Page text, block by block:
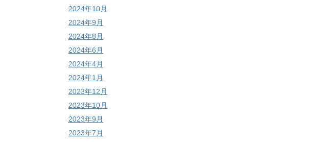
2024年10月
2024年9月
2024年8月
2024年6月
2024年4月
2024年1月
2023年12月
2023年10月
2023年9月
2023年7月